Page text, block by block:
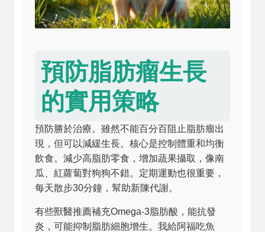
預防脂肪瘤生長
的實用策略
預防勝於治療。雖然不能百分百阻止脂肪瘤出
現，但可以減緩生長。核心是控制體重和均衡
飲食。減少高脂肪零食，增加蔬果攝取，像南
瓜、紅蘿蔔對狗狗不錯。定期運動也很重要，
每天散步30分鐘，幫助新陳代謝。
有些獸醫推薦補充Omega-3脂肪酸，能抗發
炎，可能抑制脂肪細胞增生。我給阿福吃魚